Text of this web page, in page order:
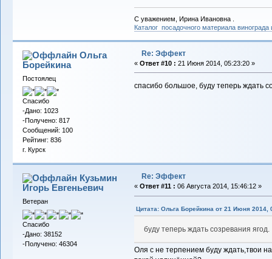
С уважением, Ирина Ивановна .
Каталог посадочного материала
Ольга
Борейкина
Постоялец
Спасибо
-Дано: 1023
-Получено: 817
Сообщений: 100
Рейтинг: 836
г. Курск
Re: Эффект
« Ответ #10 : 21 Июня 2014, 05:23:20 »
спасибо большое, буду теперь ждать
Кузьмин
Игорь Евгеньевич
Ветеран
Спасибо
-Дано: 38152
-Получено: 46304
Re: Эффект
« Ответ #11 : 06 Августа 2014, 15:46:12 »
Цитата: Ольга Борейкина от 21 Июня 2014,
буду теперь ждать созревания ягод.
Оля с не терпением буду ждать,твои